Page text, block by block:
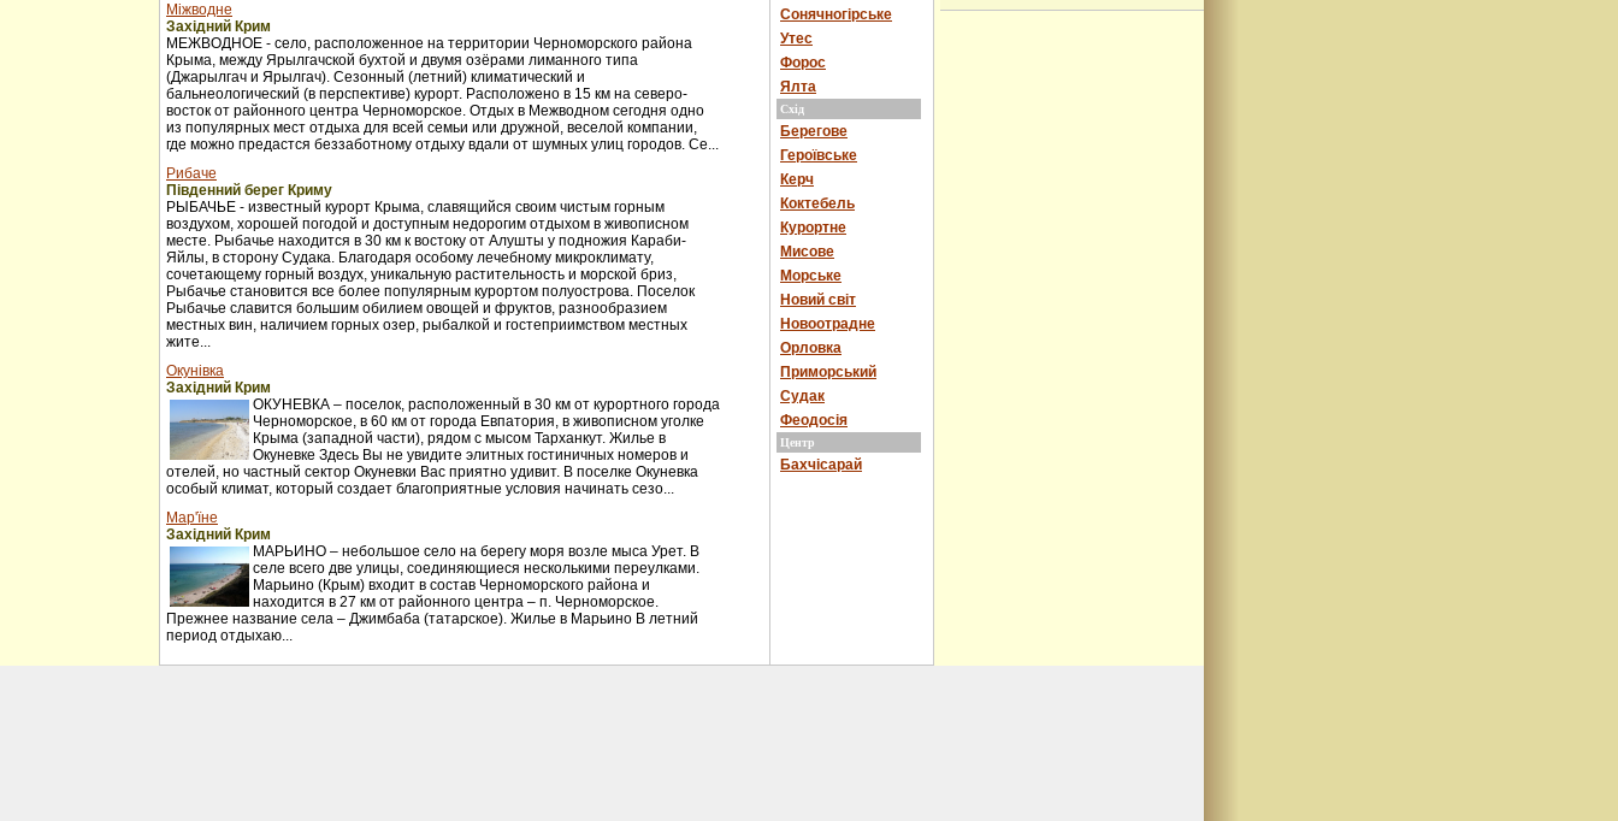
Міжводне
Західний Крим
МЕЖВОДНОЕ - село, расположенное на территории Черноморского района
Крыма, между Ярылгачской бухтой и двумя озёрами лиманного типа
(Джарылгач и Ярылгач). Сезонный (летний) климатический и
бальнеологический (в перспективе) курорт. Расположено в 15 км на северо-
восток от районного центра Черноморское. Отдых в Межводном сегодня одно
из популярных мест отдыха для всей семьи или дружной, веселой компании,
где можно предастся беззаботному отдыху вдали от шумных улиц городов. Се...
Рибаче
Південний берег Криму
РЫБАЧЬЕ - известный курорт Крыма, славящийся своим чистым горным
воздухом, хорошей погодой и доступным недорогим отдыхом в живописном
месте. Рыбачье находится в 30 км к востоку от Алушты у подножия Караби-
Яйлы, в сторону Судака. Благодаря особому лечебному микроклимату,
сочетающему горный воздух, уникальную растительность и морской бриз,
Рыбачье становится все более популярным курортом полуострова. Поселок
Рыбачье славится большим обилием овощей и фруктов, разнообразием
местных вин, наличием горных озер, рыбалкой и гостеприимством местных
жите...
Окунівка
Західний Крим
ОКУНЕВКА – поселок, расположенный в 30 км от курортного города
Черноморское, в 60 км от города Евпатория, в живописном уголке
Крыма (западной части), рядом с мысом Тарханкут. Жилье в
Окуневке Здесь Вы не увидите элитных гостиничных номеров и
отелей, но частный сектор Окуневки Вас приятно удивит. В поселке Окуневка
особый климат, который создает благоприятные условия начинать сезо...
Мар'їне
Західний Крим
МАРЬИНО – небольшое село на берегу моря возле мыса Урет. В
селе всего две улицы, соединяющиеся несколькими переулками.
Марьино (Крым) входит в состав Черноморского района и
находится в 27 км от районного центра – п. Черноморское.
Прежнее название села – Джимбаба (татарское). Жилье в Марьино В летний
период отдыхаю...
Сонячногірське
Утес
Форос
Ялта
Схід
Берегове
Героївське
Керч
Коктебель
Курортне
Мисове
Морське
Новий світ
Новоотрадне
Орловка
Приморський
Судак
Феодосія
Центр
Бахчісарай